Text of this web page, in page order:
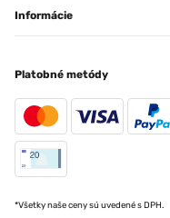
Informácie
Platobné metódy
*Všetky naše ceny sú uvedené s DPH.